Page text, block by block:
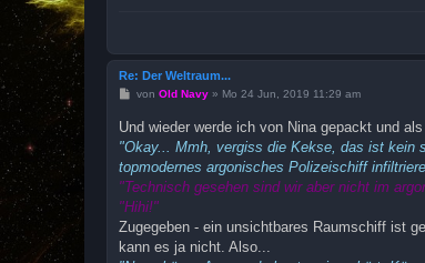
Re: Der Weltraum...
B
t
r
g
von Old Navy» Mo 24 Jun, 2019 11:29 am
Und wieder werde ich von Nina gepackt und
"Okay... Mmh, vergiss die Kekse, das ist kein
topmodernes argonisches Polizeischiff
"Technisch gesehen sind wir aber nicht im
"Hihi!"
Zugegeben - ein unsichtbares Raumschiff ist
kann es ja nicht. Also...